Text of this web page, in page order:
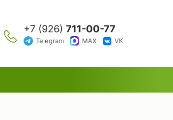
+7 (926) 711-00-77
Telegram MAX VK